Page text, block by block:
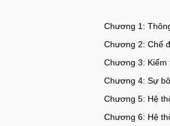
Chương 1:
Chương 2: Chế
Chương 3: Kiểm
Chương 4: Sự
Chương 5: Hệ
Chương 6: Hệ